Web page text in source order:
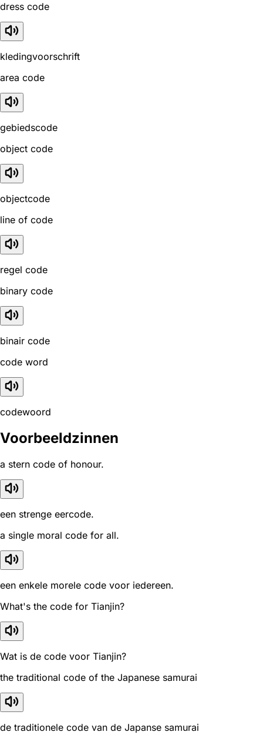
dress code
kledingvoorschrift
area code
gebiedscode
object code
objectcode
line of code
regel code
binary code
binair code
code word
codewoord
Voorbeeldzinnen
a stern code of honour.
een strenge eercode.
a single moral code for all.
een enkele morele code voor iedereen.
What's the code for Tianjin?
Wat is de code voor Tianjin?
the traditional code of the Japanese samurai
de traditionele code van de Japanse samurai